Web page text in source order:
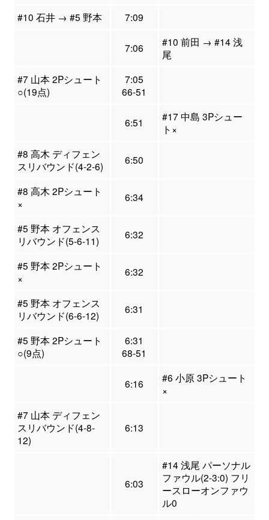
#10 石井 → #5 野本 7:09
7:06
#10 前田 → #14 浅
尾
#7 山本 2Pシュート
○(19点)
7:05
66-51
6:51
#17 中島 3Pシュー
ト×
#8 高木 ディフェン
スリバウンド(4-2-6)
6:50
#8 高木 2Pシュート
×
6:34
#5 野本 オフェンス
リバウンド(5-6-11)
6:32
#5 野本 2Pシュート
×
6:32
#5 野本 オフェンス
リバウンド(6-6-12)
6:31
#5 野本 2Pシュート
○(9点)
6:31
68-51
6:16
#6 小原 3Pシュート
×
#7 山本 ディフェン
スリバウンド(4-8-
12)
6:13
6:03
#14 浅尾 パーソナル
ファウル(2-3:0) フリ
ースローオンファウ
ル0